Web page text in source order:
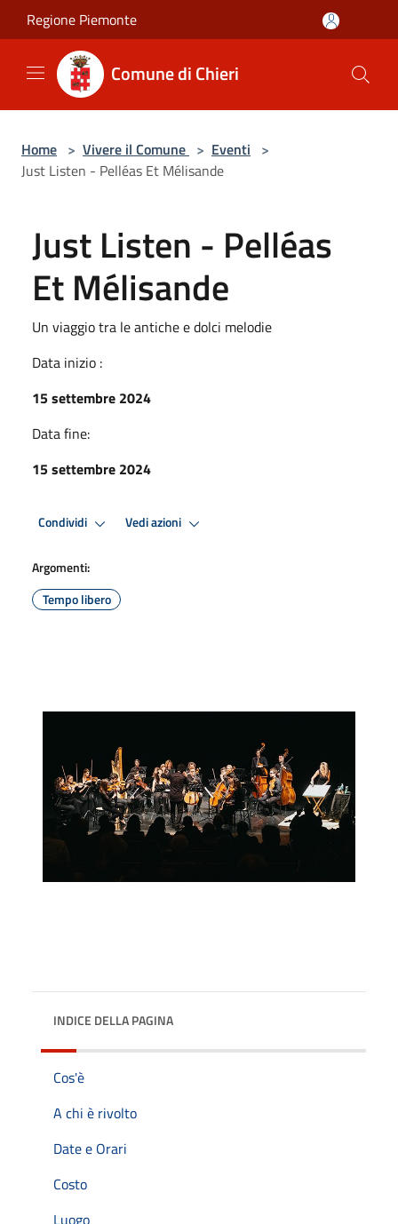
Salta al contenuto principale
Regione Piemonte
Comune di Chieri
Home > Vivere il Comune > Eventi >
Just Listen - Pelléas Et Mélisande
Just Listen - Pelléas
Et Mélisande
Un viaggio tra le antiche e dolci melodie
Data inizio :
15 settembre 2024
Data fine:
15 settembre 2024
Condividi Vedi azioni
Argomenti:
Tempo libero
INDICE DELLA PAGINA
Cos'è
A chi è rivolto
Date e Orari
Costo
Luogo